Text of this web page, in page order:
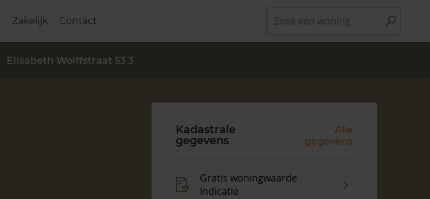
Zakelijk Contact
Elisabeth Wolffstraat 53 3
Kadastrale
gegevens
Alle
gegevens
Gratis woningwaarde
indicatie